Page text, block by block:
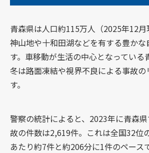
青森県は人口約115万人（2025年12
神山地や十和田湖などを有する豊か
す。車移動が生活の中心となっている
冬は路面凍結や視界不良による事故の
す。
警察の統計によると、2023年に青森
故の件数は2,619件。これは全国32位
あたり約7件と約206分に1件のペース